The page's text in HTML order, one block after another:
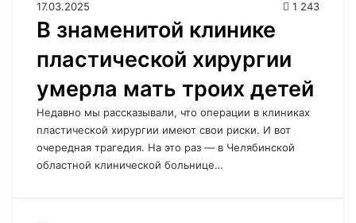
17.03.2025 1 243
В знаменитой клинике
пластической хирургии
умерла мать троих детей
Недавно мы рассказывали, что операции в клиниках
пластической хирургии имеют свои риски. И вот
очередная трагедия. На это раз — в Челябинской
областной клинической больнице…